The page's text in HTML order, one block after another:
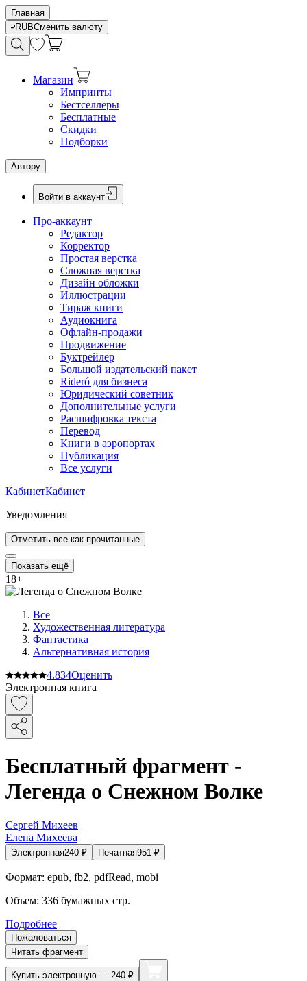
Главная
RUBСменить валюту
Магазин
Импринты
Бестселлеры
Бесплатные
Скидки
Подборки
Автору
Войти в аккаунт
Про-аккаунт
Редактор
Корректор
Простая верстка
Сложная верстка
Дизайн обложки
Иллюстрации
Тираж книги
Аудиокнига
Офлайн-продажи
Продвижение
Буктрейлер
Большой издательский пакет
Rideró для бизнеса
Юридический советник
Дополнительные услуги
Расшифровка текста
Перевод
Книги в аэропортах
Публикация
Все услуги
КабинетКабинет
Уведомления
Отметить все как прочитанные
Показать ещё
18+
Все
Художественная литература
Фантастика
Альтернативная история
4.834Оценить
Электронная книга
Бесплатный фрагмент -
Легенда о Снежном Волке
Сергей Михеев
Елена Михеева
Электронная240 ₽ Печатная951 ₽
Формат: epub, fb2, pdfRead, mobi
Объем: 336 бумажных стр.
Подробнее
Пожаловаться
Читать фрагмент
Купить электронную — 240 ₽